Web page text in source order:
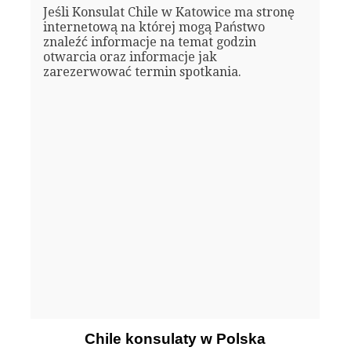
Jeśli Konsulat Chile w Katowice ma stronę
internetową na której mogą Państwo
znaleźć informacje na temat godzin
otwarcia oraz informacje jak
zarezerwować termin spotkania.
Chile konsulaty w Polska